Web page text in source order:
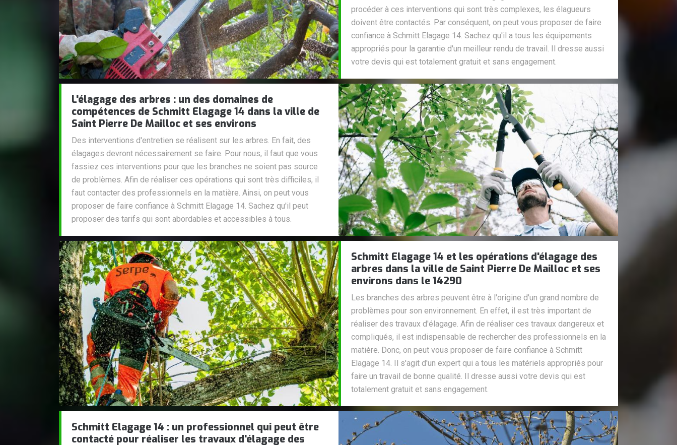
procéder à ces interventions qui sont très complexes, les élagueurs
doivent être contactés. Par conséquent, on peut vous proposer de faire
confiance à Schmitt Elagage 14. Sachez qu'il a tous les équipements
appropriés pour la garantie d'un meilleur rendu de travail. Il dresse aussi
votre devis qui est totalement gratuit et sans engagement.
L'élagage des arbres : un des domaines de
compétences de Schmitt Elagage 14 dans la ville de
Saint Pierre De Mailloc et ses environs
Des interventions d'entretien se réalisent sur les arbres. En fait, des
élagages devront nécessairement se faire. Pour nous, il faut que vous
fassiez ces interventions pour que les branches ne soient pas source
de problèmes. Afin de réaliser ces opérations qui sont très difficiles, il
faut contacter des professionnels en la matière. Ainsi, on peut vous
proposer de faire confiance à Schmitt Elagage 14. Sachez qu'il peut
proposer des tarifs qui sont abordables et accessibles à tous.
Schmitt Elagage 14 et les opérations d'élagage des
arbres dans la ville de Saint Pierre De Mailloc et ses
environs dans le 14290
Les branches des arbres peuvent être à l'origine d'un grand nombre de
problèmes pour son environnement. En effet, il est très important de
réaliser des travaux d'élagage. Afin de réaliser ces travaux dangereux et
compliqués, il est indispensable de rechercher des professionnels en la
matière. Donc, on peut vous proposer de faire confiance à Schmitt
Elagage 14. Il s'agit d'un expert qui a tous les matériels appropriés pour
faire un travail de bonne qualité. Il dresse aussi votre devis qui est
totalement gratuit et sans engagement.
Schmitt Elagage 14 : un professionnel qui peut être
contacté pour réaliser les travaux d'élagage des